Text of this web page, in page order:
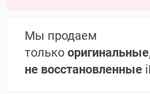
Мы продаем
только
не восстановленные